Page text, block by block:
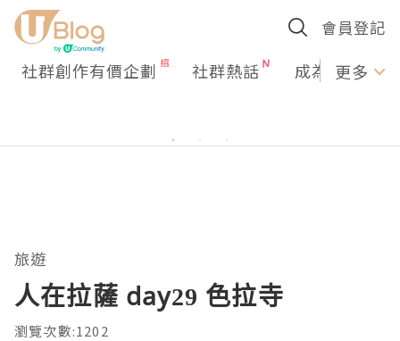
會員登記
社群創作有價企劃 社群熱話 成為U更多
旅遊
人在拉薩 day29 色拉寺
瀏覽次數:1202